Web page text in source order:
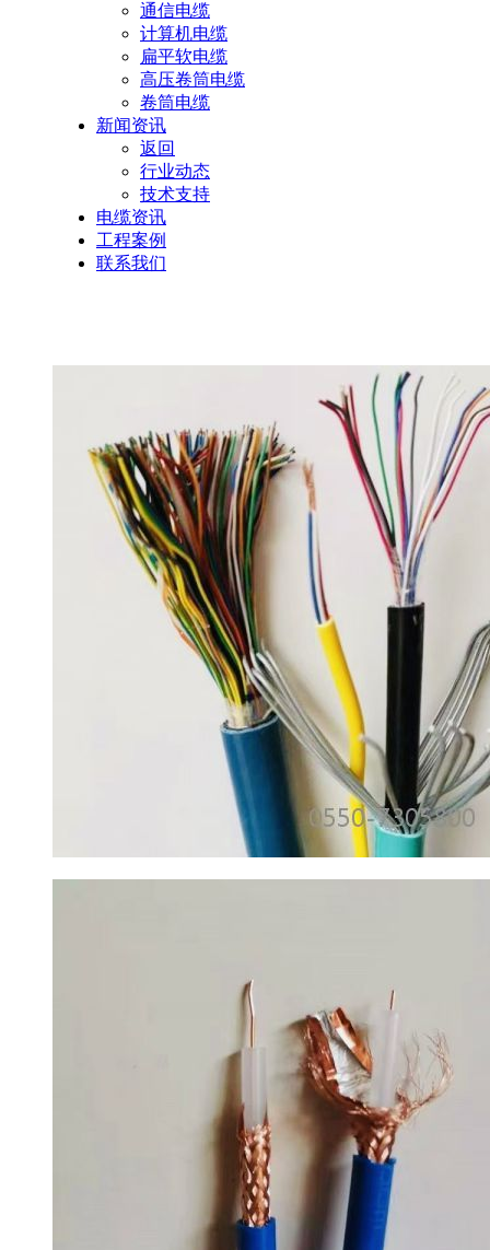
通信电缆
计算机电缆
扁平软电缆
高压卷筒电缆
卷筒电缆
新闻资讯
返回
行业动态
技术支持
电缆资讯
工程案例
联系我们